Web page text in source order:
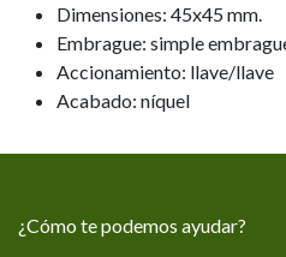
Dimensiones: 45x45 mm.
Embrague: simple
Accionamiento: llave/llave
Acabado: níquel
¿Cómo te podemos ayudar?